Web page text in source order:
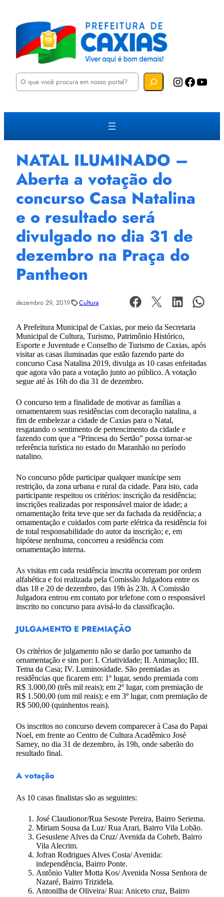
P
u
a
Instagram Facebook YouTube
NATAL ILUMINADO –
Aberta a votação do
concurso Casa Natalina
e o resultado será
divulgado no dia 31 de
dezembro na Praça do
Pantheon
dezembro 29, 2019 Cultura
A Prefeitura Municipal de Caxias, por meio da Secretaria
Municipal de Cultura, Turismo, Patrimônio Histórico,
Esporte e Juventude e Conselho de Turismo de Caxias, após
visitar as casas iluminadas que estão fazendo parte do
concurso Casa Natalina 2019, divulga as 10 casas enfeitadas
que agora vão para a votação junto ao público. A votação
segue até às 16h do dia 31 de dezembro.
O concurso tem a finalidade de motivar as famílias a
ornamentarem suas residências com decoração natalina, a
fim de embelezar a cidade de Caxias para o Natal,
resgatando o sentimento de pertencimento da cidade e
fazendo com que a “Princesa do Sertão” possa tornar-se
referência turística no estado do Maranhão no período
natalino.
No concurso pôde participar qualquer munícipe sem
restrição, da zona urbana e rural da cidade. Para isto, cada
participante respeitou os critérios: inscrição da residência;
inscrições realizadas por responsável maior de idade; a
ornamentação feita teve que ser da fachada da residência; a
ornamentação e cuidados com parte elétrica da residência foi
de total responsabilidade do autor da inscrição; e, em
hipótese nenhuma, concorreu a residência com
ornamentação interna.
As visitas em cada residência inscrita ocorreram por ordem
alfabética e foi realizada pela Comissão Julgadora entre os
dias 18 e 20 de dezembro, das 19h às 23h. A Comissão
Julgadora entrou em contato por telefone com o responsável
inscrito no concurso para avisá-lo da classificação.
JULGAMENTO E PREMIAÇÃO
Os critérios de julgamento não se darão por tamanho da
ornamentação e sim por: I. Criatividade; II. Animação; III.
Tema da Casa; IV. Luminosidade. São premiadas as
residências que ficarem em: 1º lugar, sendo premiada com
R$ 3.000,00 (três mil reais); em 2º lugar, com premiação de
R$ 1.500,00 (um mil reais); e em 3º lugar, com premiação de
R$ 500,00 (quinhentos reais).
Os inscritos no concurso devem comparecer à Casa do Papai
Noel, em frente ao Centro de Cultura Acadêmico José
Sarney, no dia 31 de dezembro, às 19h, onde saberão do
resultado final.
A votação
As 10 casas finalistas são as seguintes:
José Claudionor/Rua Sesoste Pereira, Bairro Seriema.
Miriam Sousa da Luz/ Rua Arari, Bairro Vila Lobão.
Gesuslene Alves da Cruz/ Avenida da Coheb, Bairro
Vila Alecrim.
Jofran Rodrigues Alves Costa/ Avenida:
independência, Bairro Ponte.
Antônio Valter Motta Kos/ Avenida Nossa Senhora de
Nazaré, Bairro Trizidela.
Antonilha de Oliveira/ Rua: Aniceto cruz, Bairro